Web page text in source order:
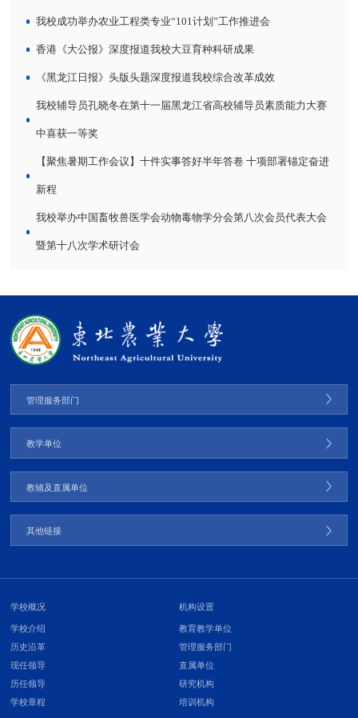
我校成功举办农业工程类专业“101计划”工作推进会
香港《大公报》深度报道我校大豆育种科研成果
《黑龙江日报》头版头题深度报道我校综合改革成效
我校辅导员孔晓冬在第十一届黑龙江省高校辅导员素质能力大赛
中喜获一等奖
【聚焦暑期工作会议】十件实事答好半年答卷 十项部署锚定奋进
新程
我校举办中国畜牧兽医学会动物毒物学分会第八次会员代表大会
暨第十八次学术研讨会
管理服务部门
教学单位
教辅及直属单位
其他链接
学校概况
学校介绍
历史沿革
现任领导
历任领导
学校章程
机构设置
教育教学单位
管理服务部门
直属单位
研究机构
培训机构